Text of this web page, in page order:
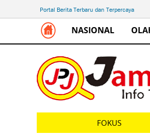
Portal Berita Terbaru dan Terpercaya
NASIONAL
FOKUS